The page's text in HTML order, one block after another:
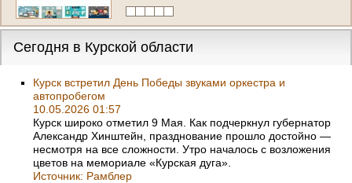
Сегодня в Курской области
Курск встретил День Победы звуками оркестра и
автопробегом
10.05.2026 01:57
Курск широко отметил 9 Мая. Как подчеркнул губернатор
Александр Хинштейн, празднование прошло достойно —
несмотря на все сложности. Утро началось с возложения
цветов на мемориале «Курская дуга».
Источник: Рамблер